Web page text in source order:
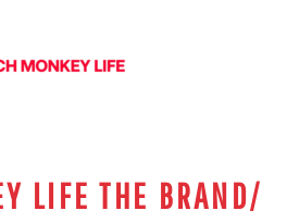
LIFE THE BRAND/